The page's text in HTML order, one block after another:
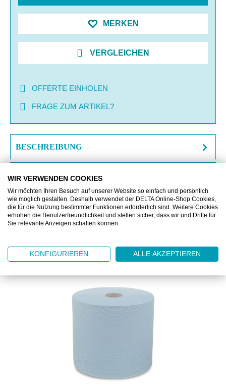
MERKEN
VERGLEICHEN
OFFERTE EINHOLEN
FRAGE ZUM ARTIKEL?
BESCHREIBUNG
DOWNLOAD
Produktgalerie überspringen
Kunden kauften auch
WIR VERWENDEN COOKIES
Wir möchten Ihren Besuch auf unserer Website so einfach und persönlich
wie möglich gestalten. Deshalb verwendet der DELTA Online-Shop Cookies,
die für die Nutzung bestimmter Funktionen erforderlich sind. Weitere Cookies
erhöhen die Benutzerfreundlichkeit und stellen sicher, dass wir und Dritte für
Sie relevante Anzeigen schalten können.
KONFIGURIEREN ALLE AKZEPTIEREN